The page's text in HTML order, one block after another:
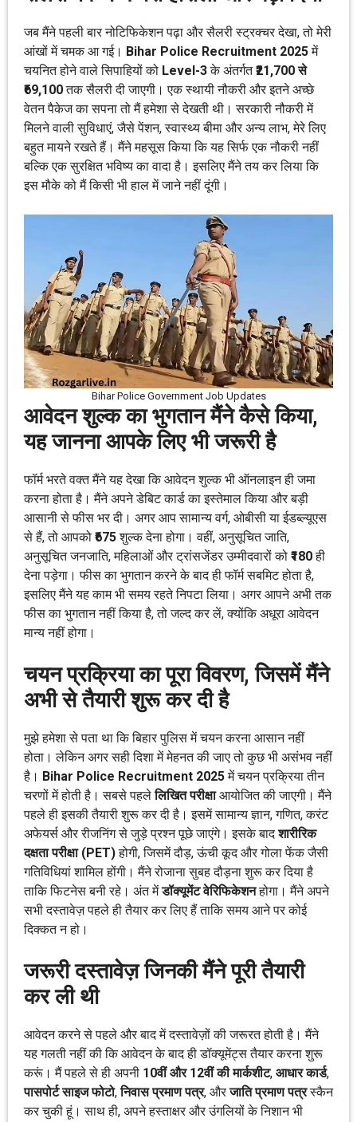
जब मैंने पहली बार नोटिफिकेशन पढ़ा और सैलरी स्ट्रक्चर देखा, तो मेरी
आंखों में चमक आ गई। Bihar Police Recruitment 2025में
चयनित होने वाले सिपाहियों को Level-3के अंतर्गत₹21,700 से
₹69,100तक सैलरी दी जाएगी। एक स्थायी नौकरी और इतने अच्छे
वेतन पैकेज का सपना तो मैं हमेशा से देखती थी। सरकारी नौकरी में
मिलने वाली सुविधाएं, जैसे पेंशन, स्वास्थ्य बीमा और अन्य लाभ, मेरे लिए
बहुत मायने रखते हैं। मैंने महसूस किया कि यह सिर्फ एक नौकरी नहीं
बल्कि एक सुरक्षित भविष्य का वादा है। इसलिए मैंने तय कर लिया कि
इस मौके को मैं किसी भी हाल में जाने नहीं दूंगी।
Bihar Police Government Job Updates
आवेदन शुल्क का भुगतान मैंने कैसे किया,
यह जानना आपके लिए भी जरूरी है
फॉर्म भरते वक्त मैंने यह देखा कि आवेदन शुल्क भी ऑनलाइन ही जमा
करना होता है। मैंने अपने डेबिट कार्ड का इस्तेमाल किया और बड़ी
आसानी से फीस भर दी। अगर आप सामान्य वर्ग, ओबीसी या ईडब्ल्यूएस
से हैं, तो आपको ₹675शुल्क देना होगा। वहीं, अनुसूचित जाति,
अनुसूचित जनजाति, महिलाओं और ट्रांसजेंडर उम्मीदवारों को ₹180ही
देना पड़ेगा। फीस का भुगतान करने के बाद ही फॉर्म सबमिट होता है,
इसलिए मैंने यह काम भी समय रहते निपटा लिया। अगर आपने अभी तक
फीस का भुगतान नहीं किया है, तो जल्द कर लें, क्योंकि अधूरा आवेदन
मान्य नहीं होगा।
चयन प्रक्रिया का पूरा विवरण, जिसमें मैंने
अभी से तैयारी शुरू कर दी है
मुझे हमेशा से पता था कि बिहार पुलिस में चयन करना आसान नहीं
होता। लेकिन अगर सही दिशा में मेहनत की जाए तो कुछ भी असंभव नहीं
है। Bihar Police Recruitment 2025में चयन प्रक्रिया तीन
चरणों में होती है। सबसे पहलेलिखित परीक्षाआयोजित की जाएगी। मैंने
पहले ही इसकी तैयारी शुरू कर दी है। इसमें सामान्य ज्ञान, गणित, करंट
अफेयर्स और रीजनिंग से जुड़े प्रश्न पूछे जाएंगे। इसके बादशारीरिक
दक्षता परीक्षा (PET)होगी, जिसमें दौड़, ऊंची कूद और गोला फेंक जैसी
गतिविधियां शामिल होंगी। मैंने रोजाना सुबह दौड़ना शुरू कर दिया है
ताकि फिटनेस बनी रहे। अंत मेंडॉक्यूमेंट वेरिफिकेशनहोगा। मैंने अपने
सभी दस्तावेज़ पहले ही तैयार कर लिए हैं ताकि समय आने पर कोई
दिक्कत न हो।
जरूरी दस्तावेज़ जिनकी मैंने पूरी तैयारी
कर ली थी
आवेदन करने से पहले और बाद में दस्तावेज़ों की जरूरत होती है। मैंने
यह गलती नहीं की कि आवेदन के बाद ही डॉक्यूमेंट्स तैयार करना शुरू
करूं। मैं पहले से ही अपनी 10वीं और 12वीं की मार्कशीट, आधार कार्ड,
पासपोर्ट साइज फोटो,निवास प्रमाण पत्र, औरजाति प्रमाण पत्रस्कैन
कर चुकी हूं। साथ ही, अपने हस्ताक्षर और उंगलियों के निशान भी